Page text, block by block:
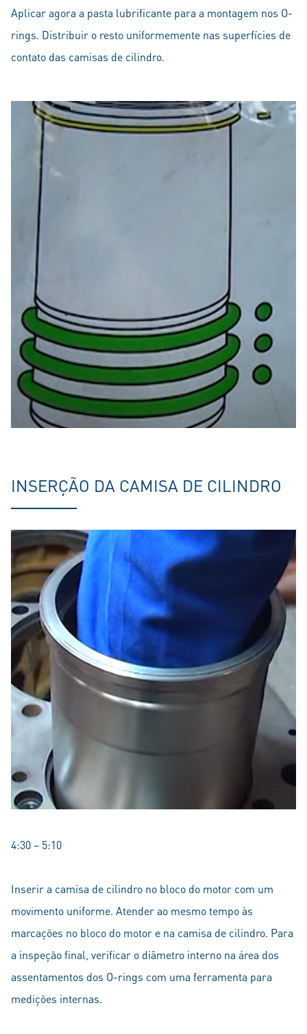
Aplicar agora a pasta lubrificante para a montagem nos O-
rings. Distribuir o resto uniformemente nas superfícies de
contato das camisas de cilindro.
INSERÇÃO DA CAMISA DE CILINDRO
4:30 – 5:10
Inserir a camisa de cilindro no bloco do motor com um
movimento uniforme. Atender ao mesmo tempo às
marcações no bloco do motor e na camisa de cilindro. Para
a inspeção final, verificar o diâmetro interno na área dos
assentamentos dos O-rings com uma ferramenta para
medições internas.